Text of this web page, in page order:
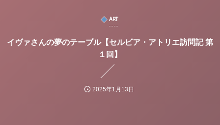
ART
イヴァさんの夢のテーブル【セルビア・アトリエ訪問記 第
１回】
2025年1月13日